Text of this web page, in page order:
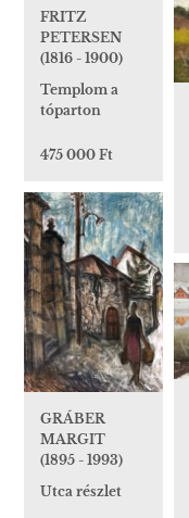
FRITZ
PETERSEN
(1816 - 1900)
Templom a
tóparton
475 000 Ft
GRÁBER
MARGIT
(1895 - 1993)
Utca részlet